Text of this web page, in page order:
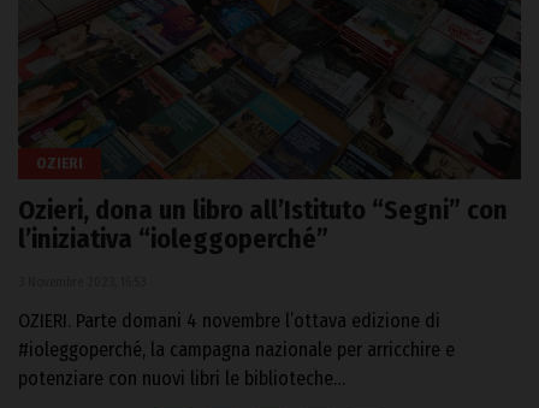
OZIERI
Ozieri, dona un libro all’Istituto “Segni” con
l’iniziativa “ioleggoperché”
OZIERI. Parte domani 4 novembre l’ottava edizione di
#ioleggoperché, la campagna nazionale per arricchire e
potenziare con nuovi libri le biblioteche…